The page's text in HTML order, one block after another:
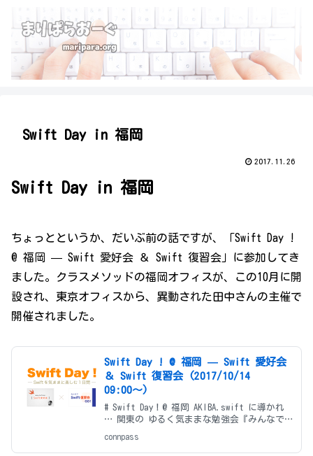
Swift Day in 福岡
2017.11.26
Swift Day in 福岡
ちょっとというか、だいぶ前の話ですが、「Swift Day !
@ 福岡 — Swift 愛好会 ＆ Swift 復習会」に参加してき
ました。クラスメソッドの福岡オフィスが、この10月に開
設され、東京オフィスから、異動された田中さんの主催で
開催されました。
Swift Day ! @ 福岡 — Swift 愛好会
＆ Swift 復習会 (2017/10/14
09:00〜)
# Swift Day！@ 福岡 AKIBA.swift に導かれ
… 関東の ゆるく気ままな勉強会『みんなで
福岡へ！ Swift 好きが集まって、プログラミ
connpass